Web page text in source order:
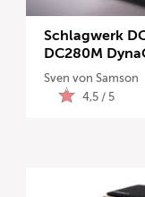
Schlagwerk
DC280M
Sven von Samson
4,5 / 5